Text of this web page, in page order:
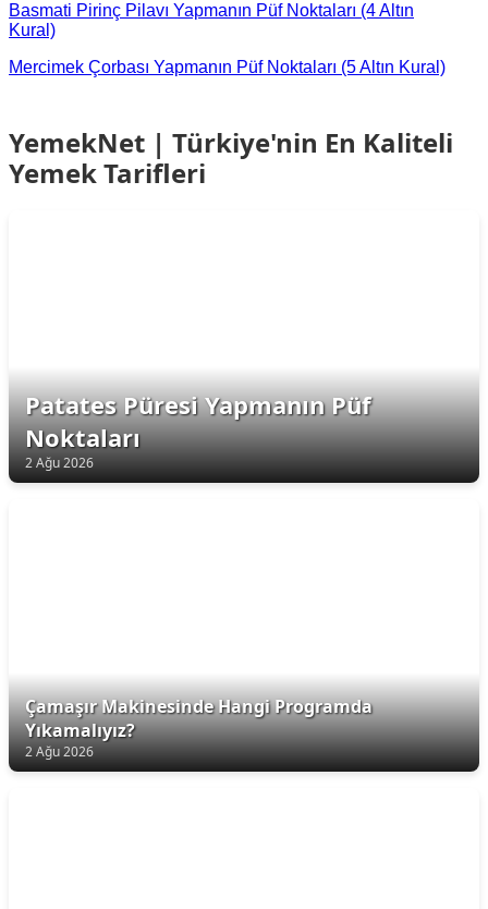
Basmati Pirinç Pilavı Yapmanın Püf Noktaları (4 Altın
Kural)
Mercimek Çorbası Yapmanın Püf Noktaları (5 Altın Kural)
YemekNet | Türkiye'nin En Kaliteli
Yemek Tarifleri
Patates Püresi Yapmanın Püf
Noktaları
2 Ağu 2026
Çamaşır Makinesinde Hangi Programda
Yıkamalıyız?
2 Ağu 2026